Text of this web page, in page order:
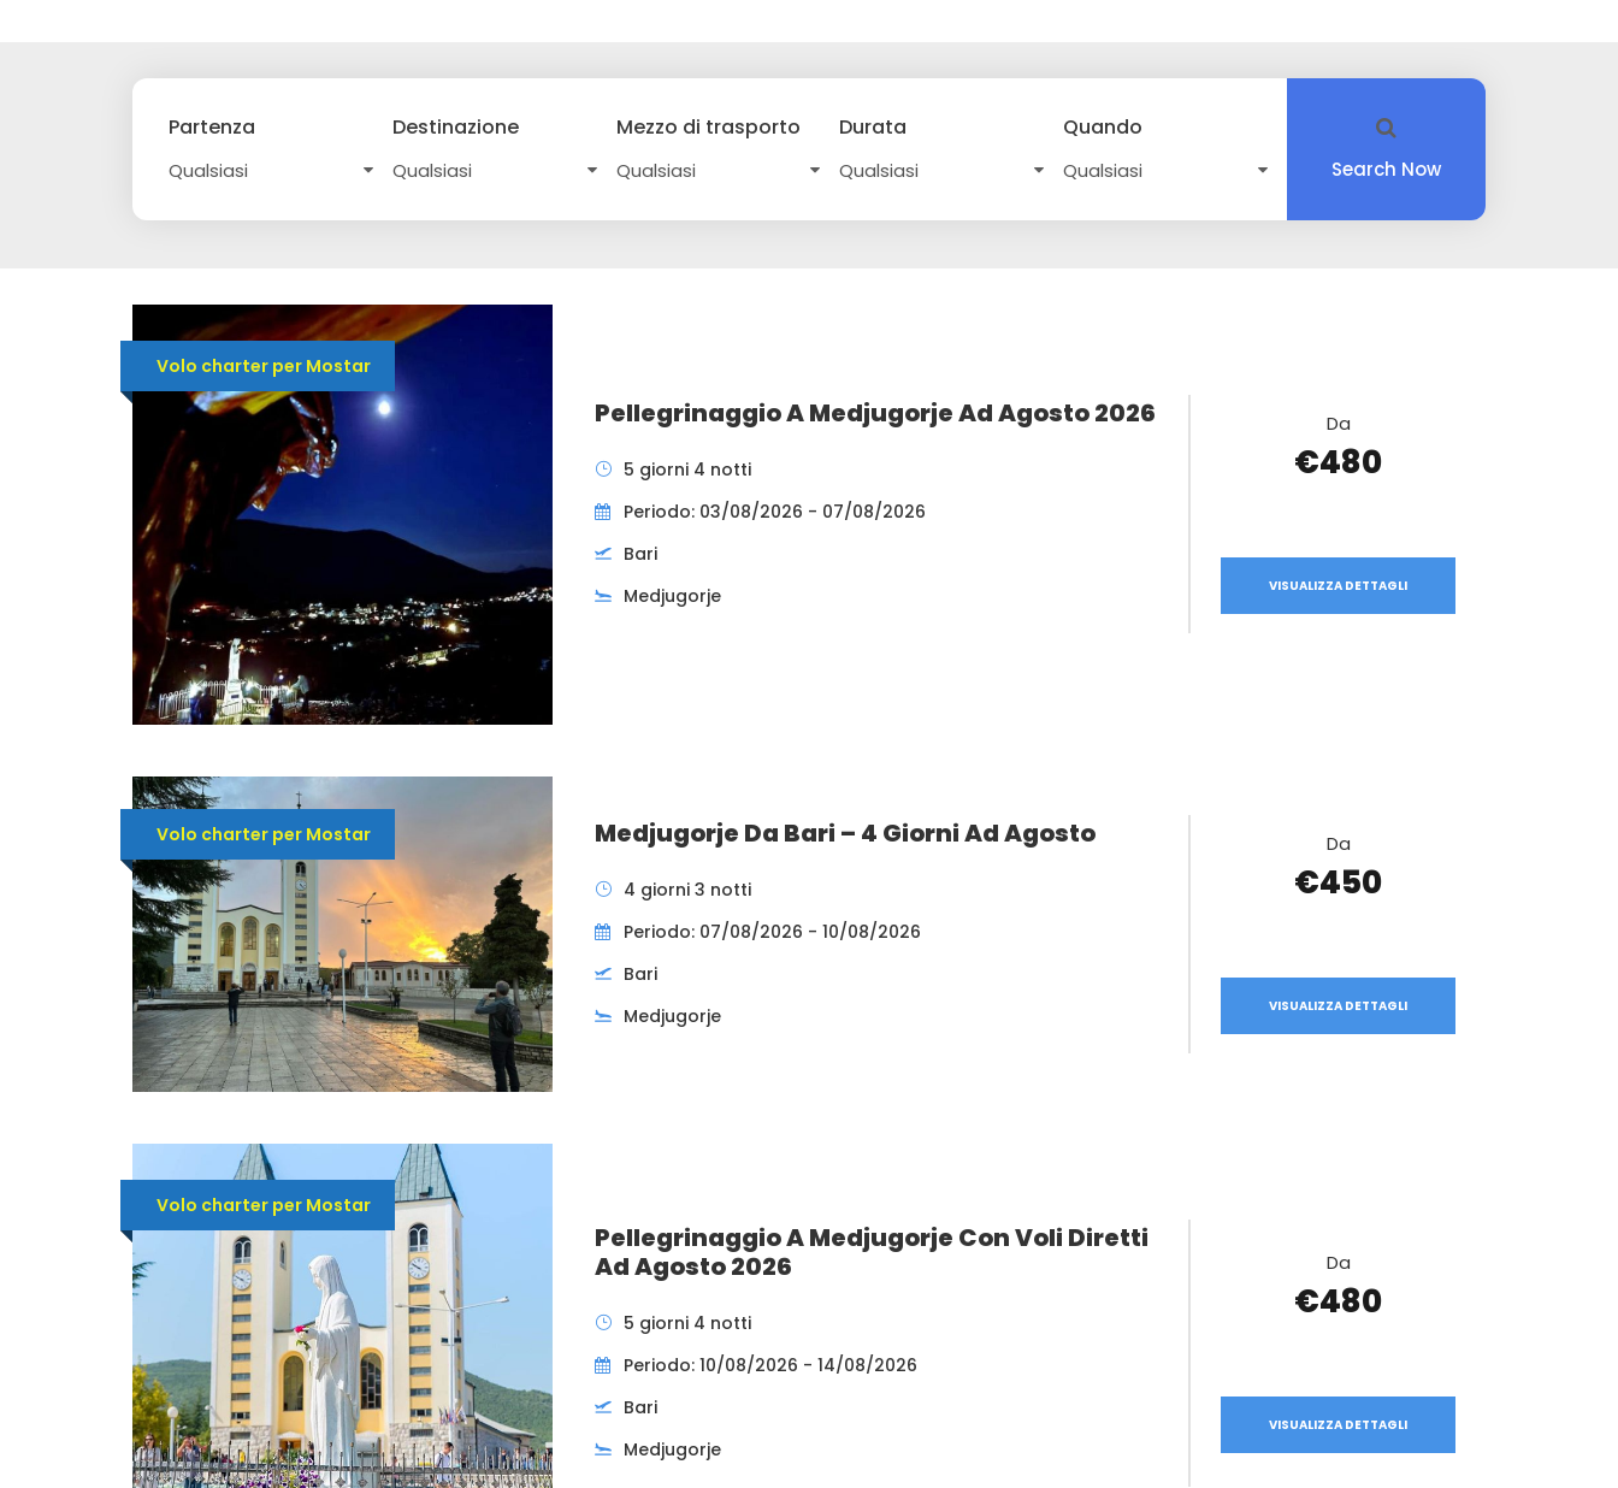
Partenza Destinazione Mezzo di trasporto Durata Quando
Search Now
Volo charter per Mostar
Pellegrinaggio A Medjugorje Ad Agosto 2026
5 giorni 4 notti
Periodo: 03/08/2026 - 07/08/2026
Bari
Medjugorje
Da
€480
VISUALIZZA DETTAGLI
Volo charter per Mostar Medjugorje Da Bari – 4 Giorni Ad Agosto
4 giorni 3 notti
Periodo: 07/08/2026 - 10/08/2026
Bari
Medjugorje
Da
€450
VISUALIZZA DETTAGLI
Volo charter per Mostar
Pellegrinaggio A Medjugorje Con Voli Diretti
Ad Agosto 2026
5 giorni 4 notti
Periodo: 10/08/2026 - 14/08/2026
Bari
Medjugorje
Da
€480
VISUALIZZA DETTAGLI